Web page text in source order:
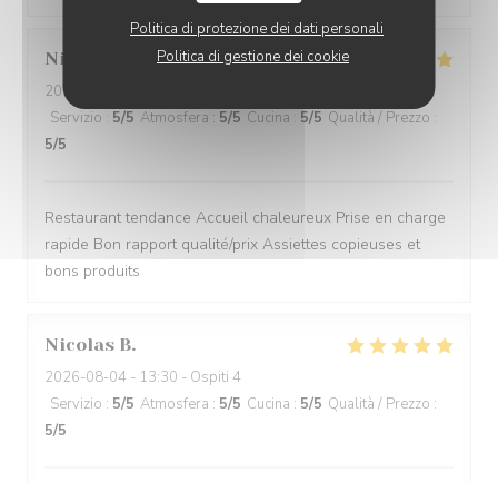
Politica di protezione dei dati personali
Politica di gestione dei cookie
Nicole
2026-08-05
Servizio : 5/5 Atmosfera : 5/5 Cucina : 5/5 Qualità / Prezzo :
5/5
Restaurant tendance Accueil chaleureux Prise en charge
rapide Bon rapport qualité/prix Assiettes copieuses et
bons produits
Nicolas B
2026-08-04 - 13:30 - Ospiti 4
Servizio : 5/5 Atmosfera : 5/5 Cucina : 5/5 Qualità / Prezzo :
5/5